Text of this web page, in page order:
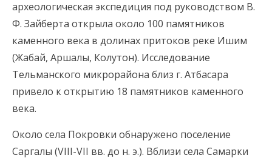
археологическая экспедиция под руководством В.
Ф. Зайберта открыла около 100 памятников
каменного века в долинах притоков реке Ишим
(Жабай, Аршалы, Колутон). Исследование
Тельманского микрорайона близ г. Атбасара
привело к открытию 18 памятников каменного
века.
Около села Покровки обнаружено поселение
Саргалы (VIII-VII вв. до н. э.). Вблизи села Самарки